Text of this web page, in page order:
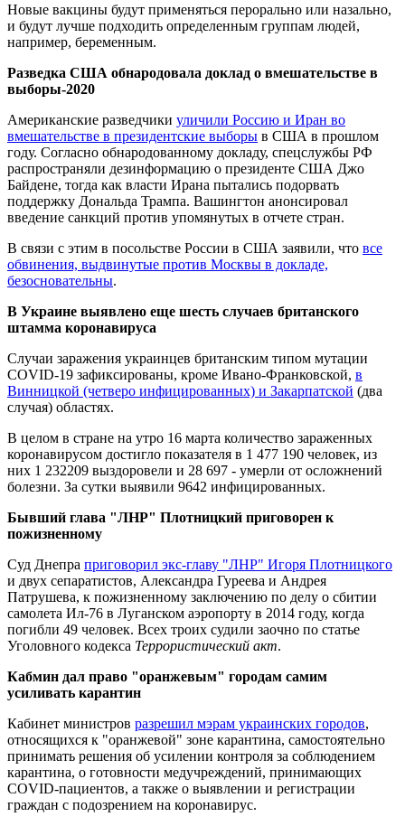
Новые вакцины будут применяться перорально или назально,
и будут лучше подходить определенным группам людей,
например, беременным.
Разведка США обнародовала доклад о вмешательстве в
выборы-2020
Американские разведчики уличили Россию и Иран во
вмешательстве в президентские выборы в США в прошлом
году. Согласно обнародованному докладу, спецслужбы РФ
распространяли дезинформацию о президенте США Джо
Байдене, тогда как власти Ирана пытались подорвать
поддержку Дональда Трампа. Вашингтон анонсировал
введение санкций против упомянутых в отчете стран.
В связи с этим в посольстве России в США заявили, что все
обвинения, выдвинутые против Москвы в докладе,
безосновательны.
В Украине выявлено еще шесть случаев британского
штамма коронавируса
Случаи заражения украинцев британским типом мутации
COVID-19 зафиксированы, кроме Ивано-Франковской, в
Винницкой (четверо инфицированных) и Закарпатской (два
случая) областях.
В целом в стране на утро 16 марта количество зараженных
коронавирусом достигло показателя в 1 477 190 человек, из
них 1 232209 выздоровели и 28 697 - умерли от осложнений
болезни. За сутки выявили 9642 инфицированных.
Бывший глава "ЛНР" Плотницкий приговорен к
пожизненному
Суд Днепра приговорил экс-главу "ЛНР" Игоря Плотницкого
и двух сепаратистов, Александра Гуреева и Андрея
Патрушева, к пожизненному заключению по делу о сбитии
самолета Ил-76 в Луганском аэропорту в 2014 году, когда
погибли 49 человек. Всех троих судили заочно по статье
Уголовного кодекса Террористический акт.
Кабмин дал право "оранжевым" городам самим
усиливать карантин
Кабинет министров разрешил мэрам украинских городов,
относящихся к "оранжевой" зоне карантина, самостоятельно
принимать решения об усилении контроля за соблюдением
карантина, о готовности медучреждений, принимающих
COVID-пациентов, а также о выявлении и регистрации
граждан с подозрением на коронавирус.